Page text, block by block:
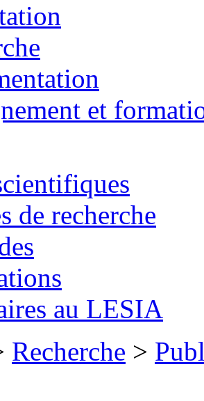
et
de recherche
au LESIA
Recherche >